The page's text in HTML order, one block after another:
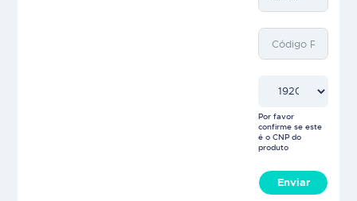
Por favor
confirme se este
é o CNP do
produto
Enviar